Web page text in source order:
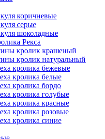
коричневые
серые
шоколадные
Рекса
кролик крашеный
кролик натуральный
кролика бежевые
кролика белые
кролика бордо
кролика голубые
кролика красные
кролика розовые
кролика синие